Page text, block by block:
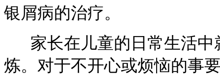
银屑病的治疗。
家长在儿童的日常生活中
炼。对于不开心或烦恼的事